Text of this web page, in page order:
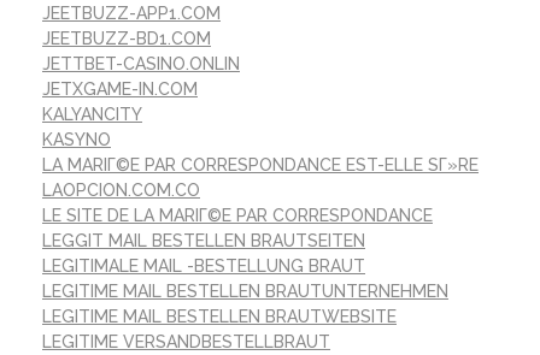
JEETBUZZ-APP1.COM
JEETBUZZ-BD1.COM
JETTBET-CASINO.ONLIN
JETXGAME-IN.COM
KALYANCITY
KASYNO
LA MARIГ©E PAR CORRESPONDANCE EST-ELLE SГ»RE
LAOPCION.COM.CO
LE SITE DE LA MARIГ©E PAR CORRESPONDANCE
LEGGIT MAIL BESTELLEN BRAUTSEITEN
LEGITIMALE MAIL -BESTELLUNG BRAUT
LEGITIME MAIL BESTELLEN BRAUTUNTERNEHMEN
LEGITIME MAIL BESTELLEN BRAUTWEBSITE
LEGITIME VERSANDBESTELLBRAUT